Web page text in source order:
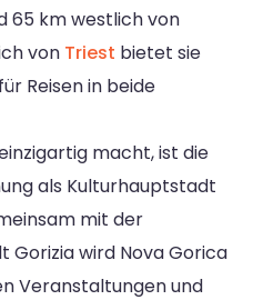
65 km westlich von
von Triest bietet sie
Reisen in beide
macht, ist die
als Kulturhauptstadt
mit der
wird Nova Gorica
Veranstaltungen und